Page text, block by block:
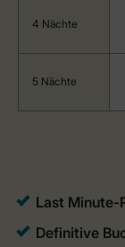
4 Nächte
5 Nächte